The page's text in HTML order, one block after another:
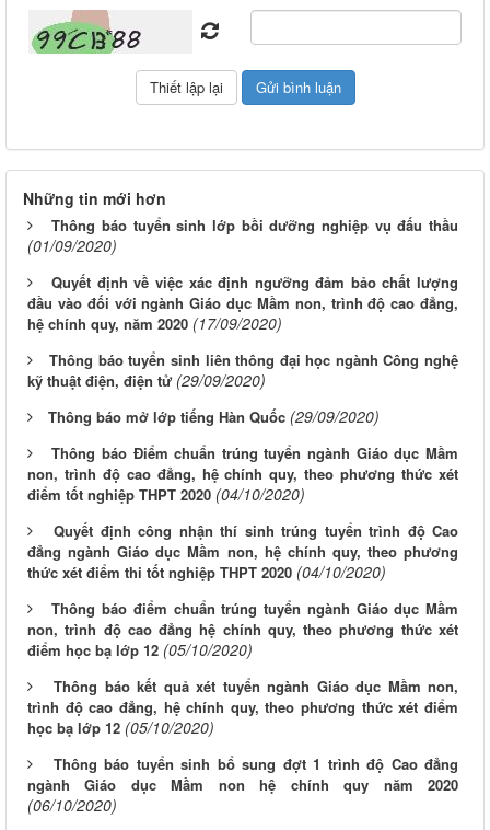
Những tin mới hơn
Thông báo tuyển sinh lớp bồi dưỡng nghiệp vụ đấu thầu
(01/09/2020)
Quyết định về việc xác định ngưỡng đảm bảo chất lượng
đầu vào đối với ngành Giáo dục Mầm non, trình độ cao đẳng,
hệ chính quy, năm 2020 (17/09/2020)
Thông báo tuyển sinh liên thông đại học ngành Công nghệ
kỹ thuật điện, điện tử (29/09/2020)
Thông báo mở lớp tiếng Hàn Quốc (29/09/2020)
Thông báo Điểm chuẩn trúng tuyển ngành Giáo dục Mầm
non, trình độ cao đẳng, hệ chính quy, theo phương thức xét
điểm tốt nghiệp THPT 2020 (04/10/2020)
Quyết định công nhận thí sinh trúng tuyển trình độ Cao
đẳng ngành Giáo dục Mầm non, hệ chính quy, theo phương
thức xét điểm thi tốt nghiệp THPT 2020 (04/10/2020)
Thông báo điểm chuẩn trúng tuyển ngành Giáo dục Mầm
non, trình độ cao đẳng hệ chính quy, theo phương thức xét
điểm học bạ lớp 12 (05/10/2020)
Thông báo kết quả xét tuyển ngành Giáo dục Mầm non,
trình độ cao đẳng, hệ chính quy, theo phương thức xét điểm
học bạ lớp 12 (05/10/2020)
Thông báo tuyển sinh bổ sung đợt 1 trình độ Cao đẳng
ngành Giáo dục Mầm non hệ chính quy năm 2020
(06/10/2020)